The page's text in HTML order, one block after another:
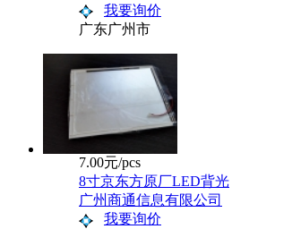
我要询价
广东广州市
7.00元/pcs
8寸京东方原厂LED背光
广州商通信息有限公司
我要询价